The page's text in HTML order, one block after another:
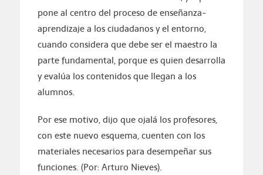
pone al centro del proceso de enseñanza-
aprendizaje a los ciudadanos y el entorno,
cuando considera que debe ser el maestro la
parte fundamental, porque es quien desarrolla
y evalúa los contenidos que llegan a los
alumnos.
Por ese motivo, dijo que ojalá los profesores,
con este nuevo esquema, cuenten con los
materiales necesarios para desempeñar sus
funciones. (Por: Arturo Nieves).